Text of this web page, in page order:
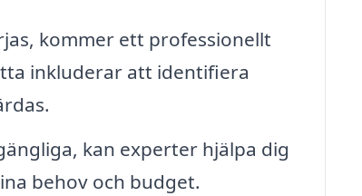
kommer ett professionellt
inkluderar att identifiera
kan experter hjälpa dig
behov och budget.